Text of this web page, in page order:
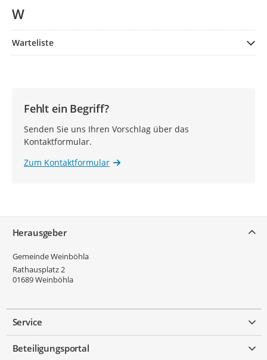
W
Warteliste
Fehlt ein Begriff?
Senden Sie uns Ihren Vorschlag über das
Kontaktformular.
Zum Kontaktformular
Herausgeber
Gemeinde Weinböhla
Rathausplatz 2
01689Weinböhla
Service
Beteiligungsportal